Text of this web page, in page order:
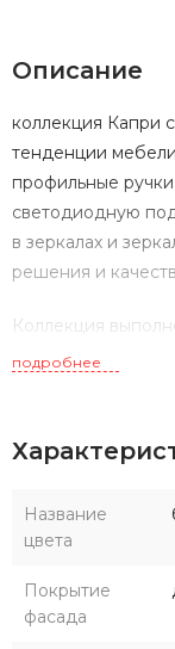
Описание
коллекция Капри
тенденции
профильные
светодиодную
в зеркалах и
решения и
Коллекция
и 800 мм. В
Каждый комплект
ножках и
подробнее
Название
цвета
Покрытие
фасада